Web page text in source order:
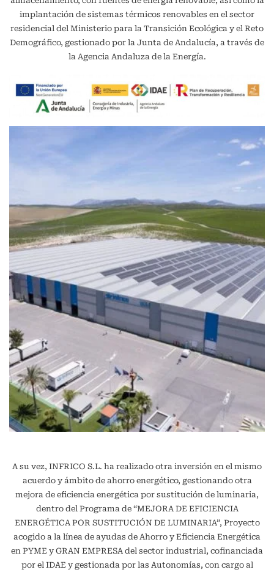
implantación de sistemas térmicos renovables en el sector
residencial del Ministerio para la Transición Ecológica y el Reto
Demográfico, gestionado por la Junta de Andalucía, a través de
la Agencia Andaluza de la Energía.
A su vez, INFRICO S.L. ha realizado otra inversión en el mismo
acuerdo y ámbito de ahorro energético, gestionando otra
mejora de eficiencia energética por sustitución de luminaria,
dentro del Programa de “MEJORA DE EFICIENCIA
ENERGÉTICA POR SUSTITUCIÓN DE LUMINARIA”, Proyecto
acogido a la línea de ayudas de Ahorro y Eficiencia Energética
en PYME y GRAN EMPRESA del sector industrial, cofinanciada
por el IDAE y gestionada por las Autonomías, con cargo al